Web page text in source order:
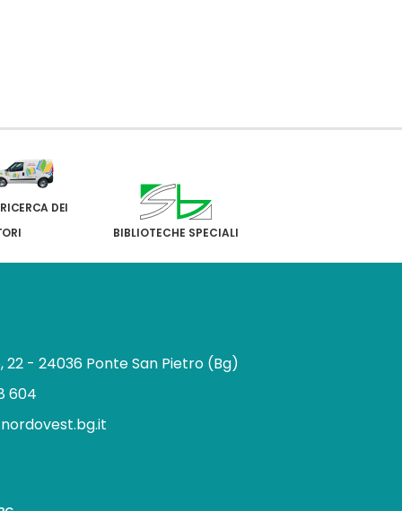
DEI
BIBLIOTECHE SPECIALI
22 - 24036 Ponte San Pietro (Bg)
604